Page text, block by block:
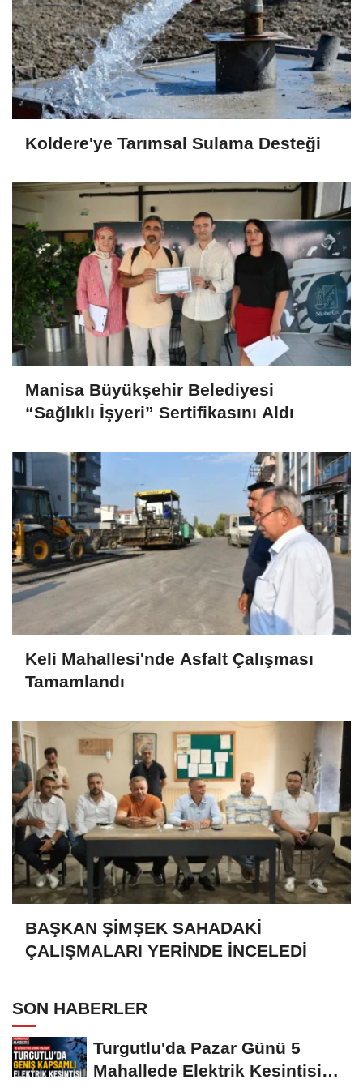
Koldere'ye Tarımsal Sulama Desteği
Manisa Büyükşehir Belediyesi
“Sağlıklı İşyeri” Sertifikasını Aldı
Keli Mahallesi'nde Asfalt Çalışması
Tamamlandı
BAŞKAN ŞİMŞEK SAHADAKİ
ÇALIŞMALARI YERİNDE İNCELEDİ
SON HABERLER
Turgutlu'da Pazar Günü 5
Mahallede Elektrik Kesintisi